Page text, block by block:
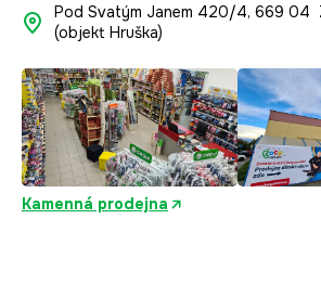
Pod Svatým Janem 420/4, 669 04
(objekt Hruška)
Kamenná prodejna